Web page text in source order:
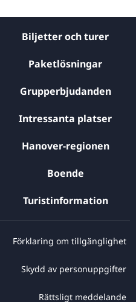
Biljetter och turer
Paketlösningar
Grupperbjudanden
Intressanta platser
Hanover-regionen
Boende
Turistinformation
Förklaring om tillgänglighet
Skydd av personuppgifter
Rättsligt meddelande